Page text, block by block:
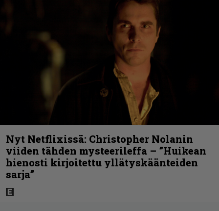
Nyt Netflixissä: Christopher Nolanin
viiden tähden mysteerileffa – ”Huikean
hienosti kirjoitettu yllätyskäänteiden
sarja”